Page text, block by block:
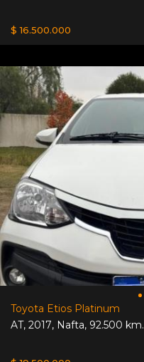
$ 16.500.000
Toyota Etios Platinum
AT, 2017, Nafta, 92.500 km.